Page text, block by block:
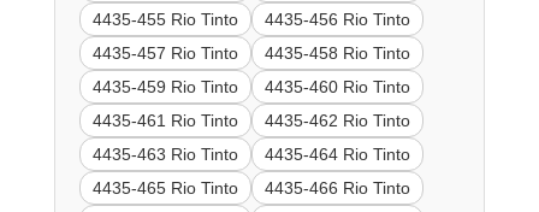
4435-455 Rio Tinto
4435-456 Rio Tinto
4435-457 Rio Tinto
4435-458 Rio Tinto
4435-459 Rio Tinto
4435-460 Rio Tinto
4435-461 Rio Tinto
4435-462 Rio Tinto
4435-463 Rio Tinto
4435-464 Rio Tinto
4435-465 Rio Tinto
4435-466 Rio Tinto